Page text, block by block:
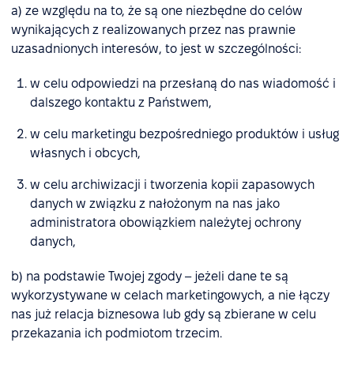
a) ze względu na to, że są one niezbędne do celów
wynikających z realizowanych przez nas prawnie
uzasadnionych interesów, to jest w szczególności:
w celu odpowiedzi na przesłaną do nas wiadomość i
dalszego kontaktu z Państwem,
w celu marketingu bezpośredniego produktów i usług
własnych i obcych,
w celu archiwizacji i tworzenia kopii zapasowych
danych w związku z nałożonym na nas jako
administratora obowiązkiem należytej ochrony
danych,
b) na podstawie Twojej zgody – jeżeli dane te są
wykorzystywane w celach marketingowych, a nie łączy
nas już relacja biznesowa lub gdy są zbierane w celu
przekazania ich podmiotom trzecim.